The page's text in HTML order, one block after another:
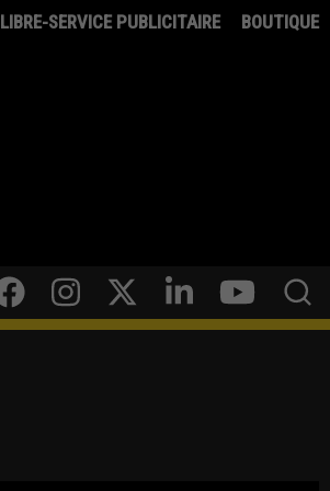
LIBRE-SERVICE PUBLICITAIRE BOUTIQUE